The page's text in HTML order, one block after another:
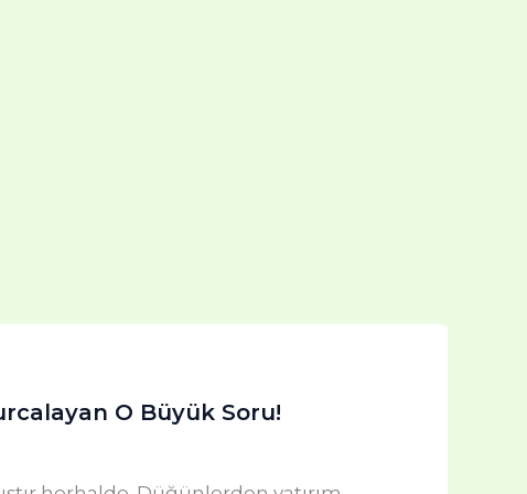
O Büyük Soru!